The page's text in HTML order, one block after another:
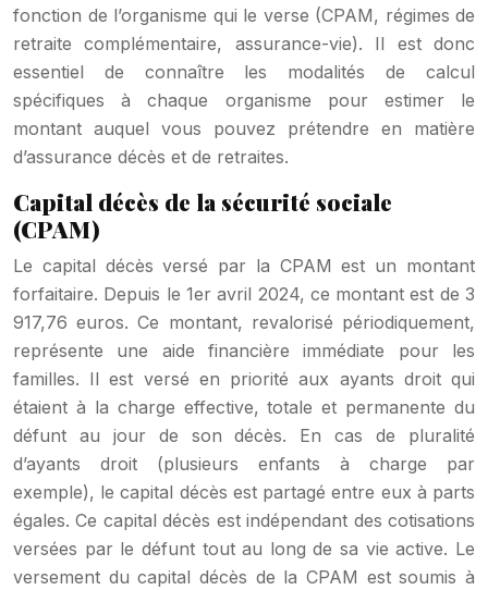
fonction de l’organisme qui le verse (CPAM, régimes de
retraite complémentaire, assurance-vie). Il est donc
essentiel de connaître les modalités de calcul
spécifiques à chaque organisme pour estimer le
montant auquel vous pouvez prétendre en matière
d’assurance décès et de retraites.
Capital décès de la sécurité sociale
(CPAM)
Le capital décès versé par la CPAM est un montant
forfaitaire. Depuis le 1er avril 2024, ce montant est de 3
917,76 euros. Ce montant, revalorisé périodiquement,
représente une aide financière immédiate pour les
familles. Il est versé en priorité aux ayants droit qui
étaient à la charge effective, totale et permanente du
défunt au jour de son décès. En cas de pluralité
d’ayants droit (plusieurs enfants à charge par
exemple), le capital décès est partagé entre eux à parts
égales. Ce capital décès est indépendant des cotisations
versées par le défunt tout au long de sa vie active. Le
versement du capital décès de la CPAM est soumis à